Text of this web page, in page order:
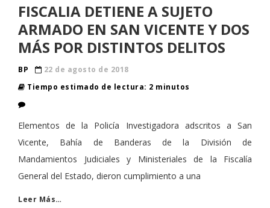
FISCALIA DETIENE A SUJETO
ARMADO EN SAN VICENTE Y DOS
MÁS POR DISTINTOS DELITOS
BP
22 de agosto de 2018
Tiempo estimado de lectura: 2 minutos
Elementos de la Policía Investigadora adscritos a San
Vicente, Bahía de Banderas de la División de
Mandamientos Judiciales y Ministeriales de la Fiscalía
General del Estado, dieron cumplimiento a una
Leer Más…